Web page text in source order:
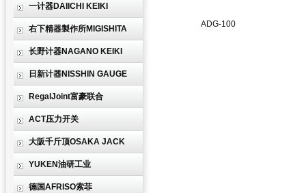
一计器DAIICHI KEIKI
右下精器製作所MIGISHITA
长野计器NAGANO KEIKI
日新计器NISSHIN GAUGE
RegalJoint富豪联合
ACT压力开关
大阪千斤顶OSAKA JACK
YUKEN油研工业
德国AFRISO索菲